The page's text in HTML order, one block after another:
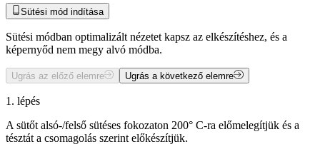
Sütési mód indítása
Sütési módban optimalizált nézetet kapsz az elkészítéshez, és a
képernyőd nem megy alvó módba.
Ugrás az előző elemre Ugrás a következő elemre
1. lépés
A sütőt alsó-/felső sütéses fokozaton 200° C-ra előmelegítjük és a
tésztát a csomagolás szerint előkészítjük.